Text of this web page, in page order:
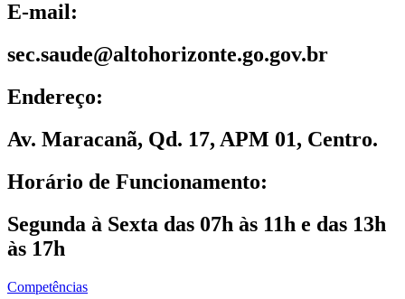
E-mail:
sec.saude@altohorizonte.go.gov.br
Endereço:
Av. Maracanã, Qd. 17, APM 01, Centro.
Horário de Funcionamento:
Segunda à Sexta das 07h às 11h e das 13h
às 17h
Competências